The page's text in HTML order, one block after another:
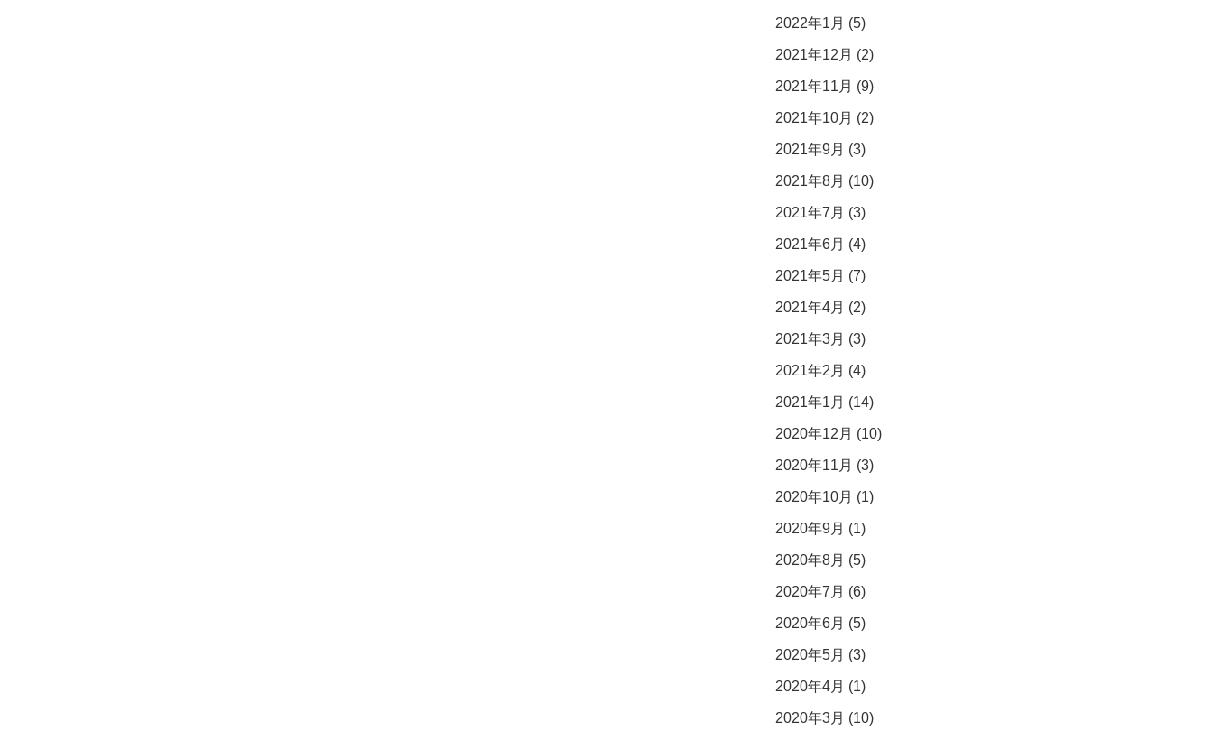
2022年1月 (5)
2021年12月 (2)
2021年11月 (9)
2021年10月 (2)
2021年9月 (3)
2021年8月 (10)
2021年7月 (3)
2021年6月 (4)
2021年5月 (7)
2021年4月 (2)
2021年3月 (3)
2021年2月 (4)
2021年1月 (14)
2020年12月 (10)
2020年11月 (3)
2020年10月 (1)
2020年9月 (1)
2020年8月 (5)
2020年7月 (6)
2020年6月 (5)
2020年5月 (3)
2020年4月 (1)
2020年3月 (10)